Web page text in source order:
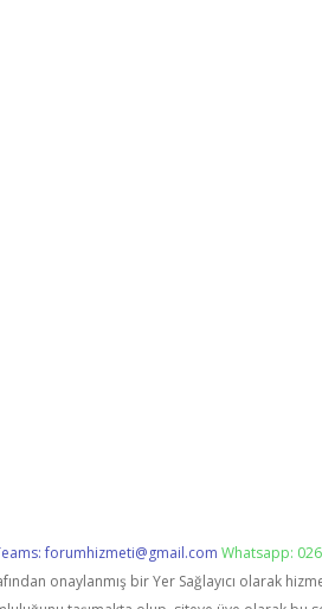
forumhizmeti@gmail.com Whatsapp:
onaylanmış bir Yer Sağlayıcı olarak